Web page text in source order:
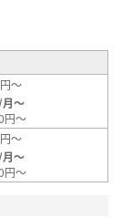
～
～
円～
～
～
円～